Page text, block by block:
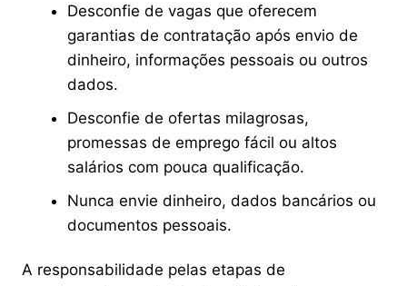
Desconfie de vagas que oferecem
garantias de contratação após envio de
dinheiro, informações pessoais ou outros
dados.
Desconfie de ofertas milagrosas,
promessas de emprego fácil ou altos
salários com pouca qualificação.
Nunca envie dinheiro, dados bancários ou
documentos pessoais.
A responsabilidade pelas etapas de